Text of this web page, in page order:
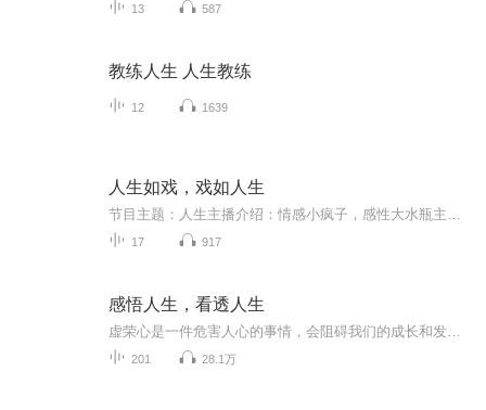
13 587
教练人生 人生教练
12 1639
人生如戏，戏如人生
17 917
感悟人生，看透人生
201 28.1万